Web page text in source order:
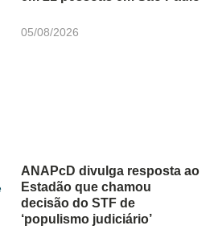
05/08/2026
ANAPcD divulga resposta ao
Estadão que chamou
decisão do STF de
‘populismo judiciário’